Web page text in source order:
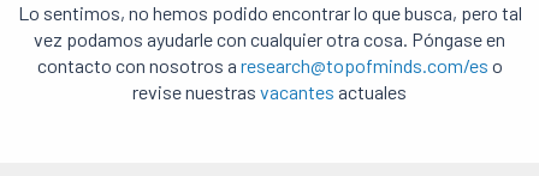
Lo sentimos, no hemos podido encontrar lo que busca, pero tal
vez podamos ayudarle con cualquier otra cosa. Póngase en
contacto con nosotros a research@topofminds.com/es o
revise nuestras vacantes actuales